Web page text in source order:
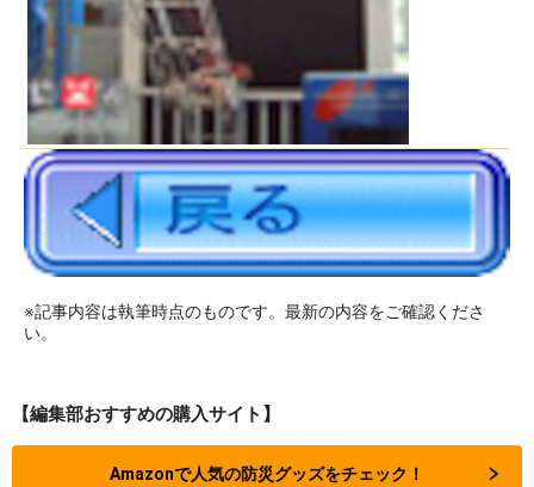
※記事内容は執筆時点のものです。最新の内容をご確認くださ
い。
【編集部おすすめの購入サイト】
Amazonで人気の防災グッズをチェック！